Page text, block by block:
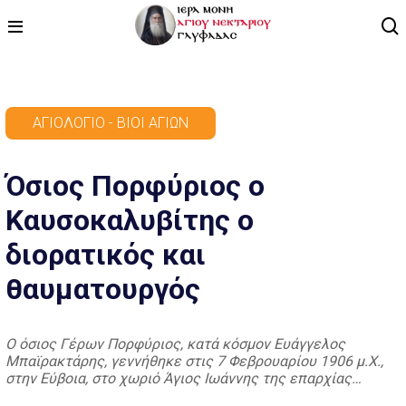
ΠΡΟΓΡΑΜΜΑ
ΒΙΝΤΕΟ
ΑΡΘΡΟΓΡΑΦΙΑ
ΑΓΙΟΛΟΓΙΟ - ΒΙΟΙ ΑΓΙΩΝ
ΕΠΙΚΟΙΝΩΝΙΑ
ΑΓΙΟΛΌΓΙΟ - ΒΊΟΙ ΑΓΊΩΝ
Όσιος Πορφύριος ο
Καυσοκαλυβίτης ο
διορατικός και
θαυματουργός
Ο όσιος Γέρων Πορφύριος, κατά κόσμον Ευάγγελος
Μπαϊρακτάρης, γεννήθηκε στις 7 Φεβρουαρίου 1906 μ.Χ.,
στην Εύβοια, στο χωριό Άγιος Ιωάννης της επαρχίας